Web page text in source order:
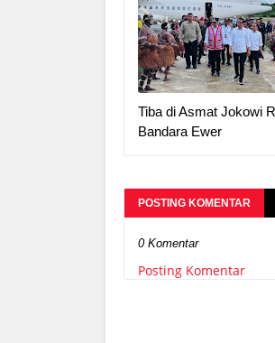
Tiba di Asmat Jokowi
Bandara Ewer
POSTING KOMENTAR
0 Komentar
Posting Komentar